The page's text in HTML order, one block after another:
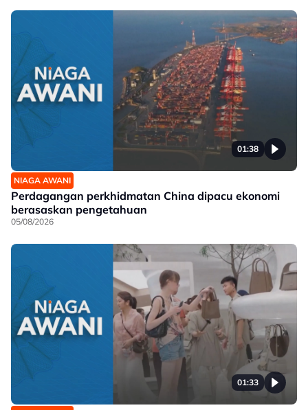
01:38
NIAGA AWANI
Perdagangan perkhidmatan China dipacu ekonomi
berasaskan pengetahuan
05/08/2026
01:33